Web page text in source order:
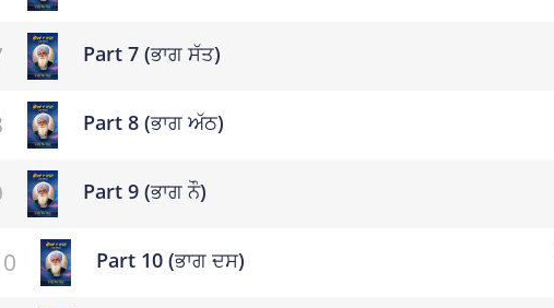
Part 7 (ਭਾਗ ਸੱਤ)
Part 8 (ਭਾਗ ਅੱਠ)
Part 9 (ਭਾਗ ਨੌ)
Part 10 (ਭਾਗ ਦਸ)